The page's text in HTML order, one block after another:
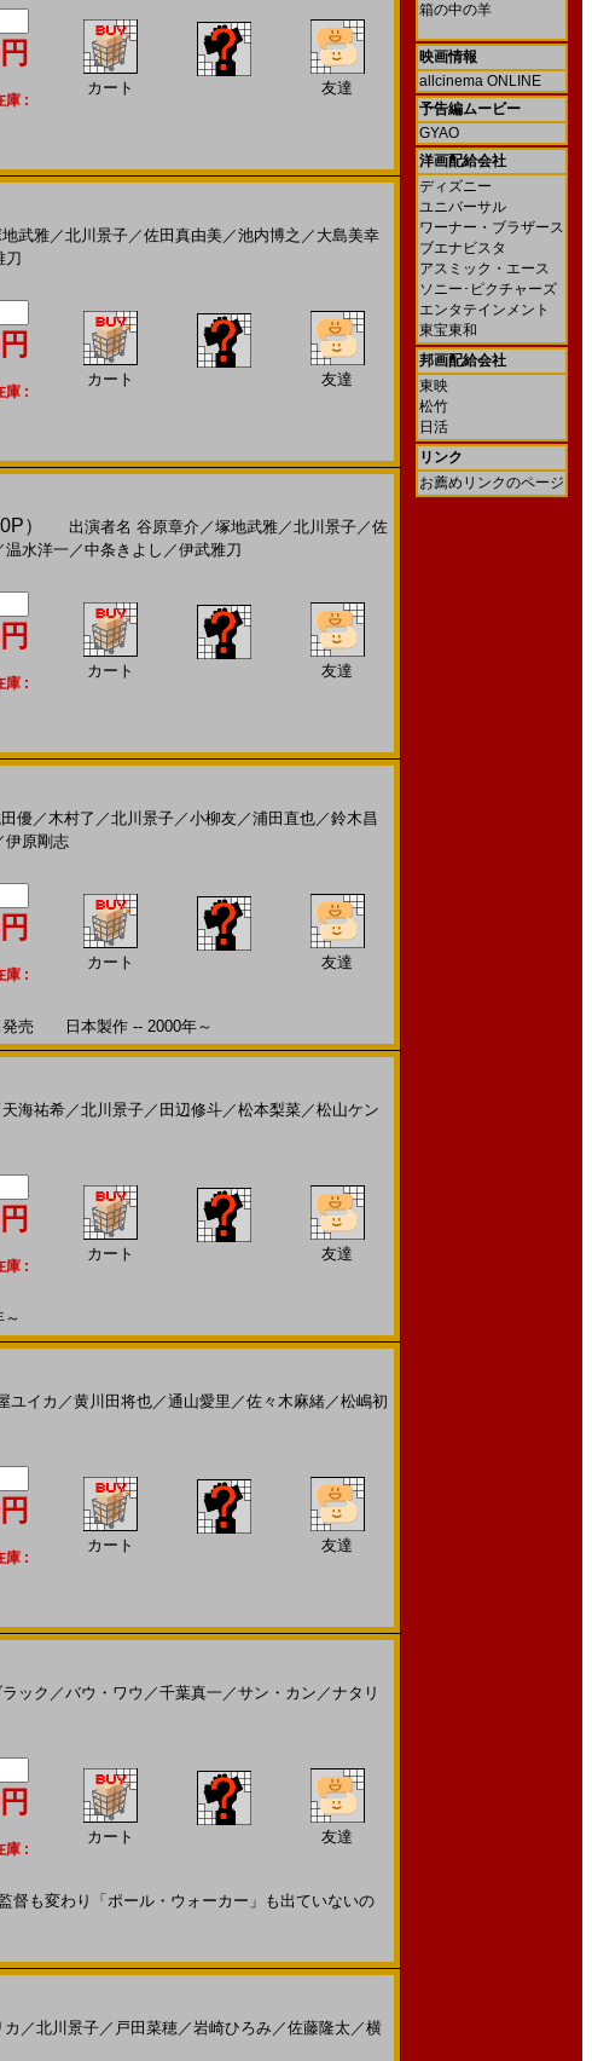
庫 :
カート 友達
武雅／北川景子／佐田真由美／池内博之 ／ 大島美幸
刀
庫 :
カート 友達
） 出演者名 谷原章介 ／塚地武雅／北川景子／佐
温水洋一 ／中条きよし ／伊武雅刀
庫 :
カート 友達
優／木村了 ／北川景子／小柳友／浦田直也／鈴木昌
伊原剛志
庫 :
カート 友達
発売 日本製作 -- 2000年～
天海祐希／北川景子／ 田辺修斗／松本梨菜／松山ケン
庫 :
カート 友達
ユイカ ／黄川田将也／通山愛里 ／佐々木麻緒／松嶋初
庫 :
カート 友達
ック ／バウ・ワウ ／千葉真一 ／サン・カン ／ナタリ
庫 :
カート 友達
も変わり「ポール・ウォーカー」も出ていないの
カ ／北川景子／ 戸田菜穂／岩崎ひろみ／佐藤隆太 ／横
箱の中の羊
映画情報
allcinema ONLINE
予告編ムービー
GYAO
洋画配給会社
ディズニー
ユニバーサル
ワーナー・ブラザース
ブエナビスタ
アスミック・エース
ソニー･ピクチャーズ
エンタテインメント
東宝東和
邦画配給会社
東映
松竹
日活
リンク
お薦めリンクのページ